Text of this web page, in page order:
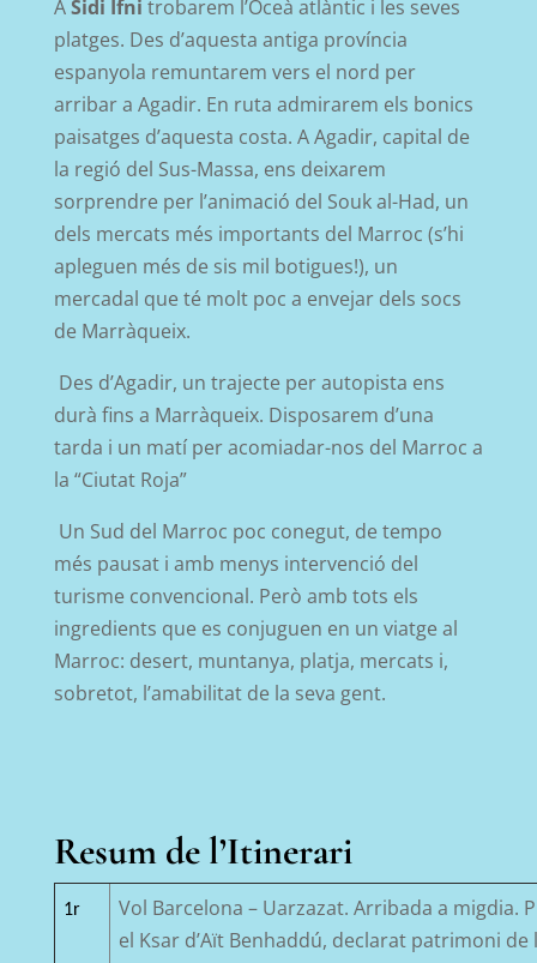
ASidi Ifni trobarem l’Oceà atlàntic i les seves
platges. Des d’aquesta antiga província
espanyola remuntarem vers el nord per
arribar a Agadir. En ruta admirarem els bonics
paisatges d’aquesta costa. A Agadir, capital de
la regió del Sus-Massa, ens deixarem
sorprendre per l’animació del Souk al-Had, un
dels mercats més importants del Marroc (s’hi
apleguen més de sis mil botigues!), un
mercadal que té molt poc a envejar dels socs
de Marràqueix.
Des d’Agadir, un trajecte per autopista ens
durà fins a Marràqueix. Disposarem d’una
tarda i un matí per acomiadar-nos del Marroc a
la “Ciutat Roja”
Un Sud del Marroc poc conegut, de tempo
més pausat i amb menys intervenció del
turisme convencional. Però amb tots els
ingredients que es conjuguen en un viatge al
Marroc: desert, muntanya, platja, mercats i,
sobretot, l’amabilitat de la seva gent.
Resum de l’Itinerari
1r
Vol Barcelona – Uarzazat. Arribada a migdia.
el Ksar d’Aït Benhaddú, declarat patrimoni de